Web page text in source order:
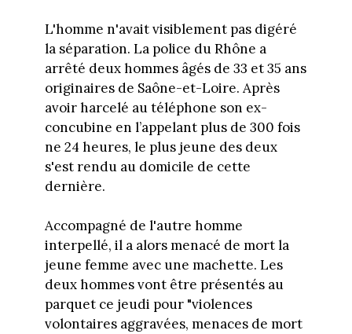
L'homme n'avait visiblement pas digéré
la séparation. La police du Rhône a
arrêté deux hommes âgés de 33 et 35 ans
originaires de Saône-et-Loire. Après
avoir harcelé au téléphone son ex-
concubine en l’appelant plus de 300 fois
ne 24 heures, le plus jeune des deux
s'est rendu au domicile de cette
dernière.
Accompagné de l'autre homme
interpellé, il a alors menacé de mort la
jeune femme avec une machette. Les
deux hommes vont être présentés au
parquet ce jeudi pour "violences
volontaires aggravées, menaces de mort